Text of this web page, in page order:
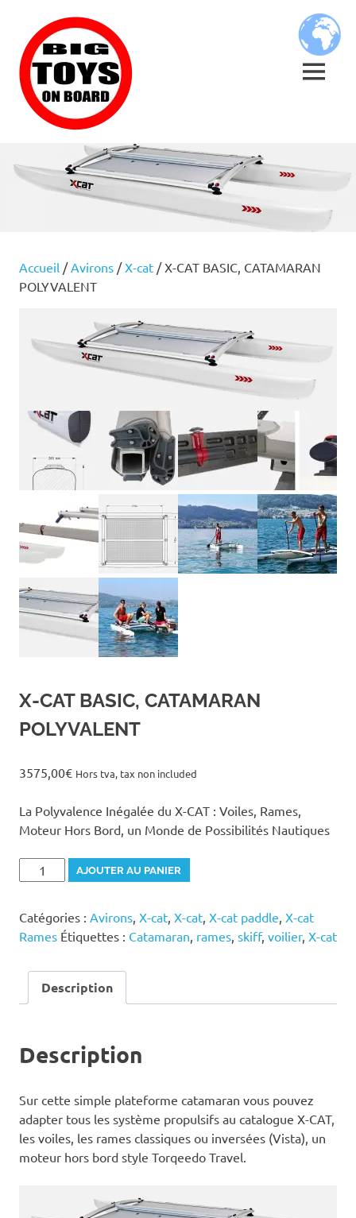
content
BOARD
BORD
POUR
MENU
Accueil / Avirons /X-cat / X-CAT BASIC, CATAMARAN
POLYVALENT
X-CAT BASIC, CATAMARAN
POLYVALENT
3575,00€ Hors tva, tax non included
La Polyvalence Inégalée du X-CAT : Voiles, Rames,
Moteur Hors Bord, un Monde de Possibilités Nautiques
quantité
de
CAT
BASIC,
POLYVALENT
AJOUTER AU PANIER
Catégories : Avirons, X-cat, X-cat, X-cat paddle, X-cat
Rames Étiquettes : Catamaran, rames, skiff, voilier, X-cat
Description
Description
Sur cette simple plateforme catamaran vous pouvez
adapter tous les système propulsifs au catalogue X-CAT,
les voiles, les rames classiques ou inversées (Vista), un
moteur hors bord style Torqeedo Travel.